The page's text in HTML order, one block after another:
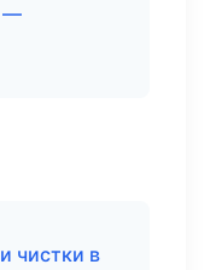
—
чистки в